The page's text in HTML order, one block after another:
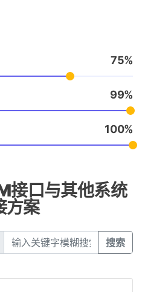
75
99
100
接口与其他系统
方案
搜索